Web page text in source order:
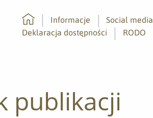
Strona główna
Informacje Social media
Deklaracja dostępności
RODO
publikacji